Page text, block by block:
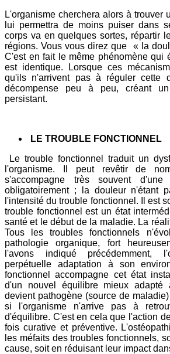
L'organisme cherchera alors à trouver
lui permettra de moins puiser dans
corps va en quelques sortes, répartir
régions. Vous vous direz que « la
C'est en fait le même phénomène qui
est identique. Lorsque ces
qu'ils n'arrivent pas à réguler cette
décompense peu à peu, créant un
persistant.
LE TROUBLE FONCTIONNEL
Le trouble fonctionnel traduit un
l'organisme. Il peut revêtir de
s'accompagne très souvent
obligatoirement ; la douleur n'étant
l'intensité du trouble fonctionnel. Il est
trouble fonctionnel est un état
santé et le début de la maladie. La
Tous les troubles fonctionnels
pathologie organique, fort
l'avons indiqué précédemment,
perpétuelle adaptation à son
fonctionnel accompagne cet état
d'un nouvel équilibre mieux
devient pathogène (source de
si l'organisme n'arrive pas à
d'équilibre. C'est en cela que l'action
fois curative et préventive.
les méfaits des troubles fonctionnels,
cause, soit en réduisant leur impact